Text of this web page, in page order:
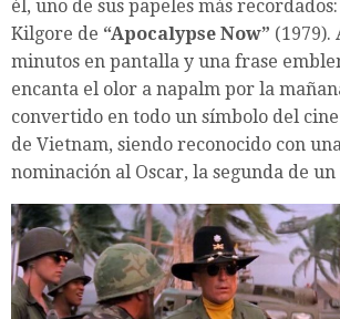
él, uno de sus papeles más
Kilgore de “Apocalypse Now” (1979).
minutos en pantalla y una frase
encanta el olor a napalm por la
convertido en todo un símbolo del
de Vietnam, siendo reconocido con
nominación al Oscar, la segunda de